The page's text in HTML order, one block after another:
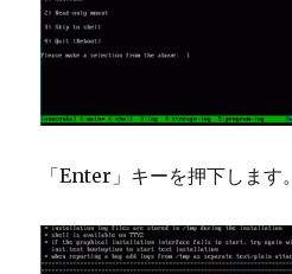
「Enter」キーを押下します。